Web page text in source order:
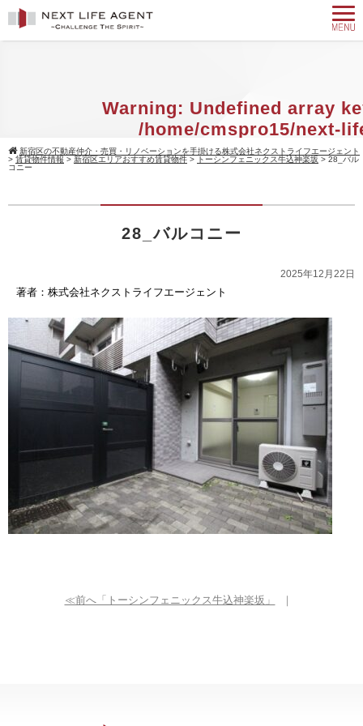
Warning: Undefined array
/home/cmspro15/next-
agent.com/public_html/
content/themes/
: Attempt to read property
agent.com/public_html/
content/themes/
on line9
新宿区の不動産仲介・売買・リノベーションを手掛ける株式会社ネクストライフエージェント
> 賃貸物件情報 > 新宿区エリアおすすめ賃貸物件 > トーシンフェニックス牛込神楽坂 > 28_バル
コニー
28_バルコニー
2025年12月22日
著者：株式会社ネクストライフエージェント
≪前へ「トーシンフェニックス牛込神楽坂」 ｜